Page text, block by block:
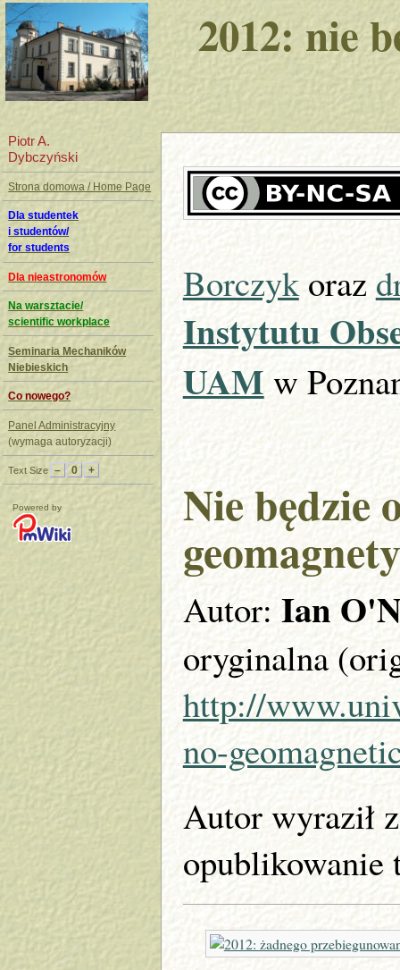
2012: nie
Borczykoraz
Instytutu
UAM w
Nie będzie
Autor: Ian
oryginalna
http://
no-
Autor wyraził
opublikowanie
Piotr A.
Dybczyński
Strona domowa / Home Page
Dla studentek
i studentów/
for students
Dla nieastronomów
Na warsztacie/
scientific workplace
Seminaria Mechaników
Niebieskich
Co nowego?
Panel Administracyjny
(wymaga autoryzacji)
Text Size – 0 +
Powered by